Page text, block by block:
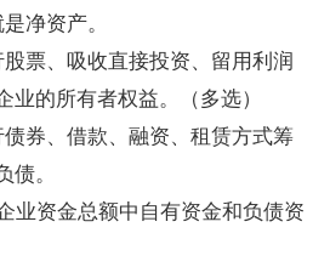
净资产。
票、吸收直接投资、留用利润
的所有者权益。（多选）
券、借款、融资、租赁方式筹
。
资金总额中自有资金和负债资